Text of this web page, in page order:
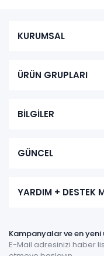
KURUMSAL
ÜRÜN GRUPLARI
BİLGİLER
GÜNCEL
YARDIM + DESTEK
Kampanyalar ve en
E-Mail adresinizi haber